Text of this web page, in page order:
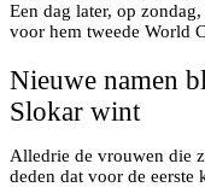
Een dag later, op
voor hem tweede World
Nieuwe namen
Slokar wint
Alledrie de vrouwen die
deden dat voor de eerste